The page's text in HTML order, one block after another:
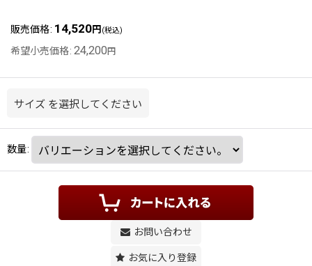
販売価格: 14,520円 (税込)
希望小売価格: 24,200 円
サイズ を選択してください
数量:
お問い合わせ
お気に入り登録